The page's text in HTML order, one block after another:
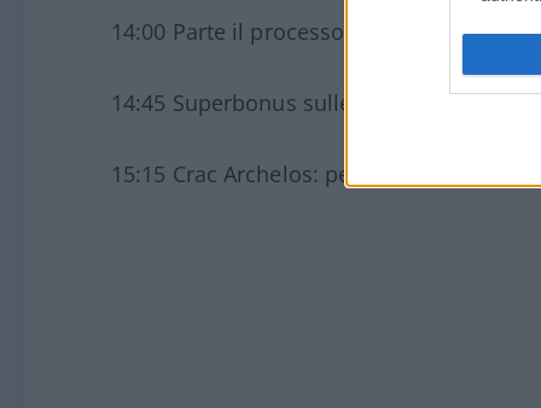
14:00 Parte il processo Floyd: il racconto
14:45 Superbonus sulle case più facile?
15:15 Crac Archelos: per il Sole 24 ore